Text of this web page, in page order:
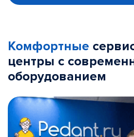
Комфортные
центры с
оборудованием